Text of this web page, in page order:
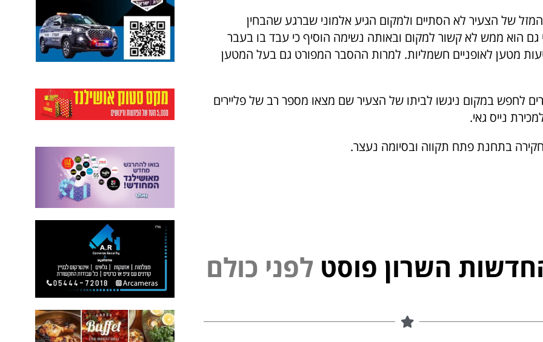
של הצעיר לא הסתיים ולמקום הגיע אלמוני שברגע שהבחין
גם הוא ממש לא קשור למקום ובאותה נשימה הוסיף כי עבד בו בעבר
מטען לאופניים חשמליות. למרות ההסבר המפורט גם בעל המטען
לחפש במקום ניגשו לביתו של הצעיר שם מצאו מספר רב של פליירים
נייס גאי.
בתחנת פתח תקווה ובסיומה נעצר.
השרון פוסט ל פני כולם